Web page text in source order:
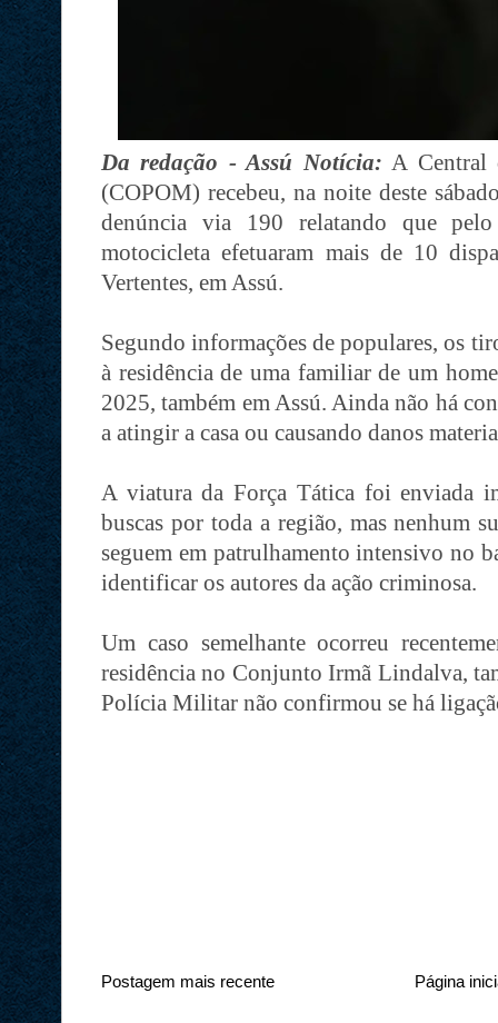
Da redação - Assú Notícia: A Central
(COPOM) recebeu, na noite deste
denúncia via 190 relatando que
motocicleta efetuaram mais de 10
Vertentes, em Assú.
Segundo informações de populares, os
à residência de uma familiar de um
2025, também em Assú. Ainda não há
a atingir a casa ou causando danos
A viatura da Força Tática foi enviada
buscas por toda a região, mas nenhum
seguem em patrulhamento intensivo no
identificar os autores da ação criminosa.
Um caso semelhante ocorreu
residência no Conjunto Irmã Lindalva,
Polícia Militar não confirmou se há
Postagem mais recente Página